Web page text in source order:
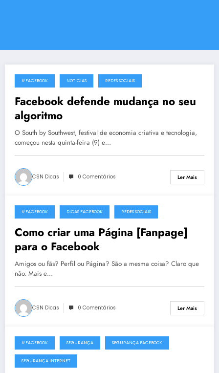
11 de Março, 2018
#FACEBOOK NOTICIAS REDES SOCIAIS
Facebook defende mudança no seu
algoritmo
O South by Southwest, festival de economia criativa e tecnologia,
começou nesta quinta-feira (9) e…
CSN Dicas 0 Comentários Ler Mais
21 de Julho, 2016
#FACEBOOK DICAS FACEBOOK REDES SOCIAIS
Como criar uma Página [Fanpage]
para o Facebook
Amigos ou fãs? Perfil ou Página? São a mesma coisa? Claro que
não. Mais e…
CSN Dicas 0 Comentários Ler Mais
4 de Julho, 2016
#FACEBOOK SEGURANÇA SEGURANÇA FACEBOOK
SEGURANÇA INTERNET